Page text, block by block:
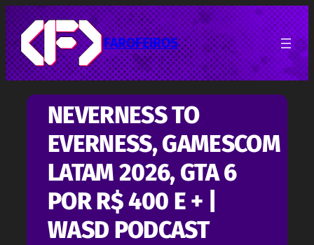
Pular
para
o
conteúdo
FAROFEIROS
NEVERNESS TO
EVERNESS, GAMESCOM
LATAM 2026, GTA 6
POR R$ 400 E + |
WASD PODCAST